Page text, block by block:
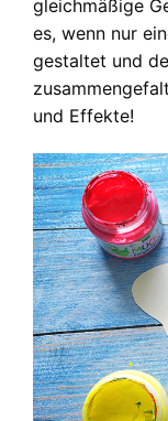
gleichmäßige
es, wenn nur
gestaltet und
und Effekte!